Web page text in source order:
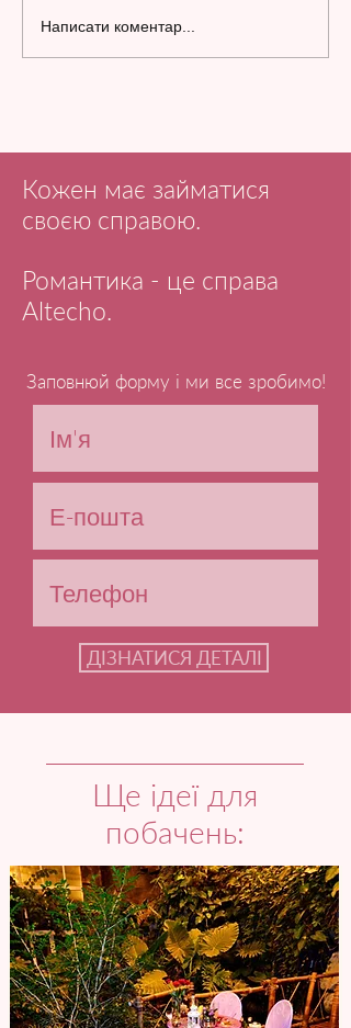
Написати коментар...
Кожен має займатися
своєю справою.
Романтика - це справа
Altecho.
Заповнюй форму і ми все зробимо!
ДІЗНАТИСЯ ДЕТАЛІ
Ще ідеї для
побачень: